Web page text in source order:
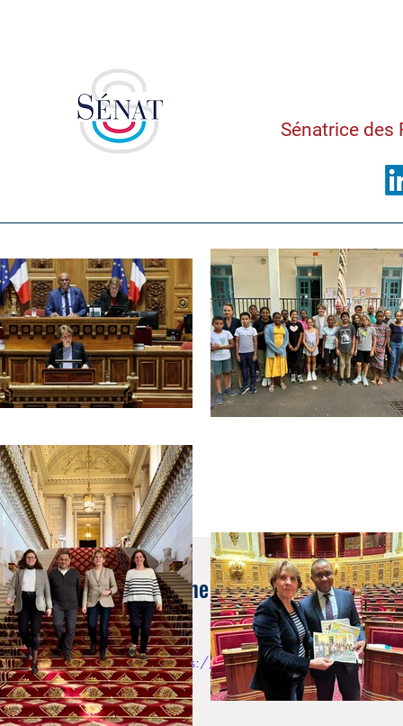
Sénatrice des
Samantha Cazebonne : "Une semaine à
au 7 juillet 2017
8 juil. 2017
https://www.youtube.com/